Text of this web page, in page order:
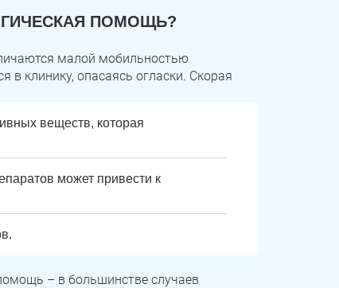
ПОМОЩЬ?
малой мобильностью
в клинику, опасаясь огласки. Скорая
веществ, которая
может привести к
– в большинстве случаев